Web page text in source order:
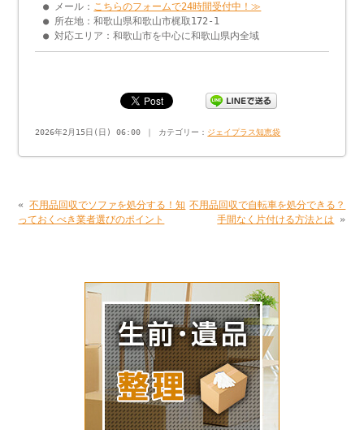
● メール： こちらのフォームで24時間受付中！≫
● 所在地：和歌山県和歌山市梶取172-1
● 対応エリア：和歌山市を中心に和歌山県内全域
2026年2月15日(日) 06:00 ｜ カテゴリー： ジェイプラス知恵袋
«不用品回収でソファを処分する！知
っておくべき業者選びのポイント
不用品回収で自転車を処分できる？
手間なく片付ける方法とは »